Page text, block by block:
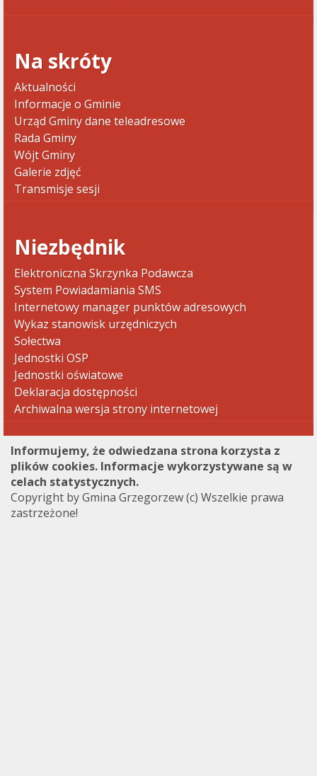
Na skróty
Aktualności
Informacje o Gminie
Urząd Gminy dane teleadresowe
Rada Gminy
Wójt Gminy
Galerie zdjęć
Transmisje sesji
Niezbędnik
Elektroniczna Skrzynka Podawcza
System Powiadamiania SMS
Internetowy manager punktów adresowych
Wykaz stanowisk urzędniczych
Sołectwa
Jednostki OSP
Jednostki oświatowe
Deklaracja dostępności
Archiwalna wersja strony internetowej
Informujemy, że odwiedzana strona korzysta z
plików cookies. Informacje wykorzystywane są w
celach statystycznych.
Copyright by Gmina Grzegorzew (c) Wszelkie prawa
zastrzeżone!